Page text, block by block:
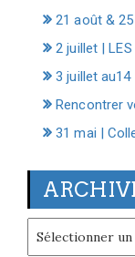
21 août &
2 juillet | LES
3 juillet au14
Rencontrer
31 mai |